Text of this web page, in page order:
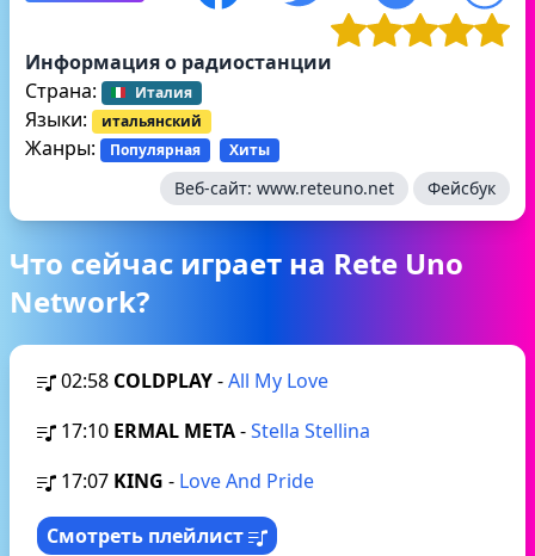
Информация о радиостанции
Страна:
Италия
Языки: итальянский
Жанры: Популярная Хиты
Веб-сайт: www.reteuno.net Фейсбук
Что сейчас играет на Rete Uno
Network?
02:58 COLDPLAY-All My Love
17:10 ERMAL META-Stella Stellina
17:07 KING - Love And Pride
Смотреть плейлист